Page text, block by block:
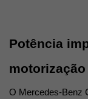
Potência
O Mercedes-Benz